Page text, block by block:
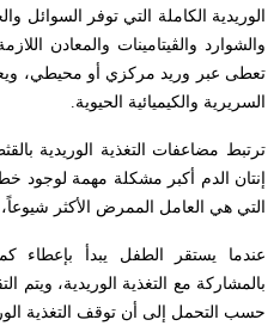
الوريدية الكاملة التي توفر السوائل
والشوارد والڤيتامينات والمعادن
تعطى عبر وريد مركزي أو محيطي،
السريرية والكيميائية الحيوية.
ترتبط مضاعفات التغذية الوريدية
إنتان الدم أكبر مشكلة مهمة لوجود
التي هي العامل الممرض الأكثر شيوعاً،
عندما يستقر الطفل يبدأ بإعطاء
بالمشاركة مع التغذية الوريدية، ويتم
حسب التحمل إلى أن توقف التغذية